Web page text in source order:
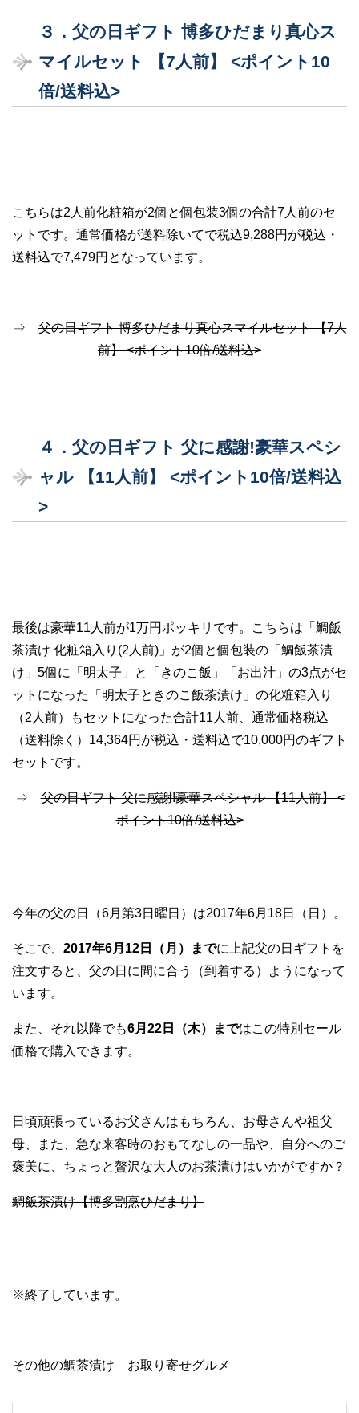
３．父の日ギフト 博多ひだまり真心ス
マイルセット 【7人前】 <ポイント10
倍/送料込>
こちらは2人前化粧箱が2個と個包装3個の合計7人前のセ
ットです。通常価格が送料除いてで税込9,288円が税込・
送料込で7,479円となっています。
⇒父の日ギフト 博多ひだまり真心スマイルセット 【7人
前】 <ポイント10倍/送料込>
４．父の日ギフト 父に感謝!豪華スペシ
ャル 【11人前】 <ポイント10倍/送料込
>
最後は豪華11人前が1万円ポッキリです。こちらは「鯛飯
茶漬け 化粧箱入り(2人前)」が2個と個包装の「鯛飯茶漬
け」5個に「明太子」と「きのこ飯」「お出汁」の3点がセ
ットになった「明太子ときのこ飯茶漬け」の化粧箱入り
（2人前）もセットになった合計11人前、通常価格税込
（送料除く）14,364円が税込・送料込で10,000円のギフト
セットです。
⇒父の日ギフト 父に感謝!豪華スペシャル 【11人前】 <
ポイント10倍/送料込>
今年の父の日（6月第3日曜日）は2017年6月18日（日）。
そこで、 2017年6月12日（月）までに上記父の日ギフトを
注文すると、父の日に間に合う（到着する）ようになって
います。
また、それ以降でも6月22日（木）まではこの特別セール
価格で購入できます。
日頃頑張っているお父さんはもちろん、お母さんや祖父
母、また、急な来客時のおもてなしの一品や、自分へのご
褒美に、ちょっと贅沢な大人のお茶漬けはいかがですか？
鯛飯茶漬け【博多割烹ひだまり】
※終了しています。
その他の鯛茶漬け お取り寄せグルメ